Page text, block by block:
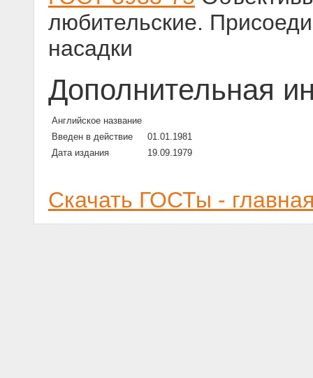
любительские.
насадки
Дополнительная
Английское название
Введен в действие
01.01.1981
Дата издания
19.09.1979
Скачать ГОСТы -